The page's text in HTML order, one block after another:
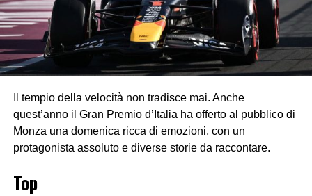
Il tempio della velocità non tradisce mai. Anche
quest’anno il Gran Premio d’Italia ha offerto al pubblico di
Monza una domenica ricca di emozioni, con un
protagonista assoluto e diverse storie da raccontare.
Top